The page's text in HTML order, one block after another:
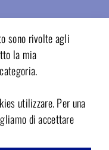
sono rivolte agli
la mia
utilizzare. Per una
di accettare